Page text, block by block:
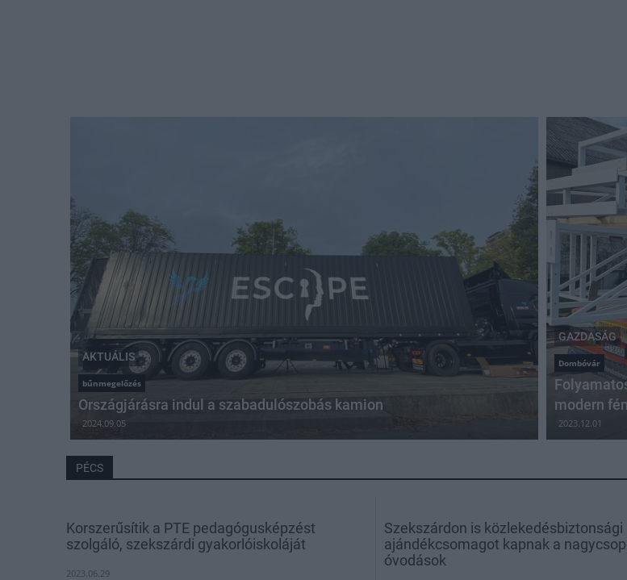
AKTUÁLIS
bűnmegelőzés
Országjárásra indul a szabadulószobás kamion
2024.09.05
GAZDASÁG
Dombóvár
modern
2023.12.01
PÉCS
Korszerűsítik a PTE pedagógusképzést
szolgáló, szekszárdi gyakorlóiskoláját
2023.06.29
Szekszárdon is közlekedésbiztonsági
ajándékcsomagot kapnak a
óvodások